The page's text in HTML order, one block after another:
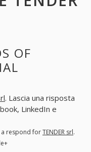
OF
. Lascia una risposta
LinkedIn e
a respond forTENDER srl.